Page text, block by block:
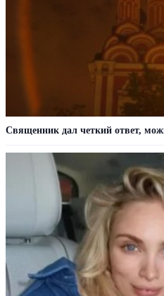
Священник дал четкий ответ,